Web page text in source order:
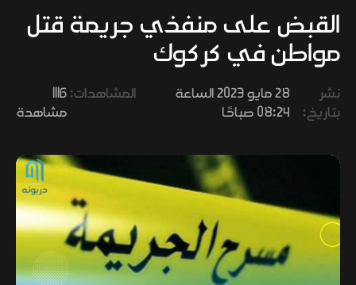
ثقافة
وفنون
القبض على منفذي جريمة قتل
مواطن في كركوك
نشر
بتاريخ:
28 مايو 2023 الساعة
08:24 صباحًا
المشاهدات:1116
مشاهدة